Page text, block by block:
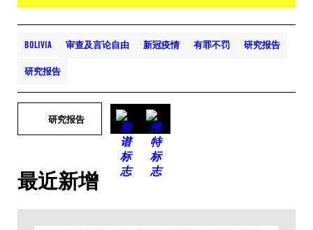
BOLIVIA 审查及言论自由 新冠疫情 有罪不罚 研究报告
研究报告
研究报告
最近新增